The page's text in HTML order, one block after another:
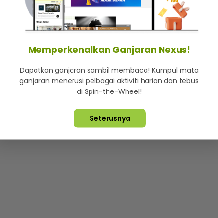
Lebih hot, viral dan sensasi
Terpelihara © 2026. Star Media Group Berhad [197101000523
Memperkenalkan Ganjaran Nexus!
Dapatkan ganjaran sambil membaca! Kumpul mata
ganjaran menerusi pelbagai aktiviti harian dan tebus
di Spin-the-Wheel!
Seterusnya